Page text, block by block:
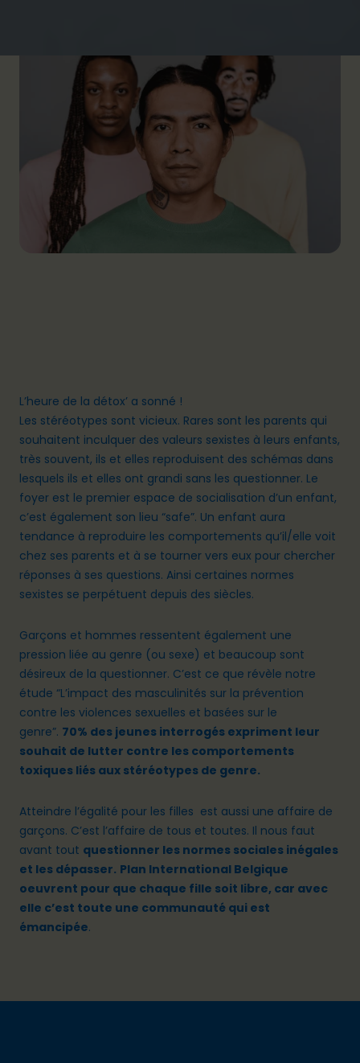
L’heure de la détox’ a sonné !
Les stéréotypes sont vicieux. Rares sont les parents qui
souhaitent inculquer des valeurs sexistes à leurs enfants,
très souvent, ils et elles reproduisent des schémas dans
lesquels ils et elles ont grandi sans les questionner. Le
foyer est le premier espace de socialisation d’un enfant,
c’est également son lieu “safe”. Un enfant aura
tendance à reproduire les comportements qu’il/elle voit
chez ses parents et à se tourner vers eux pour chercher
réponses à ses questions. Ainsi certaines normes
sexistes se perpétuent depuis des siècles.
Garçons et hommes ressentent également une
pression liée au genre (ou sexe) et beaucoup sont
désireux de la questionner. C’est ce que révèle notre
étude “L’impact des masculinités sur la prévention
contre les violences sexuelles et basées sur le
genre”. 70% des jeunes interrogés expriment leur
souhait de lutter contre les comportements
toxiques liés aux stéréotypes de genre.
Atteindre l’égalité pour les filles est aussi une affaire de
garçons. C’est l’affaire de tous et toutes. Il nous faut
avant tout questionner les normes sociales inégales
et les dépasser. Plan International Belgique
oeuvrent pour que chaque fille soit libre, car avec
elle c’est toute une communauté qui est
émancipée.